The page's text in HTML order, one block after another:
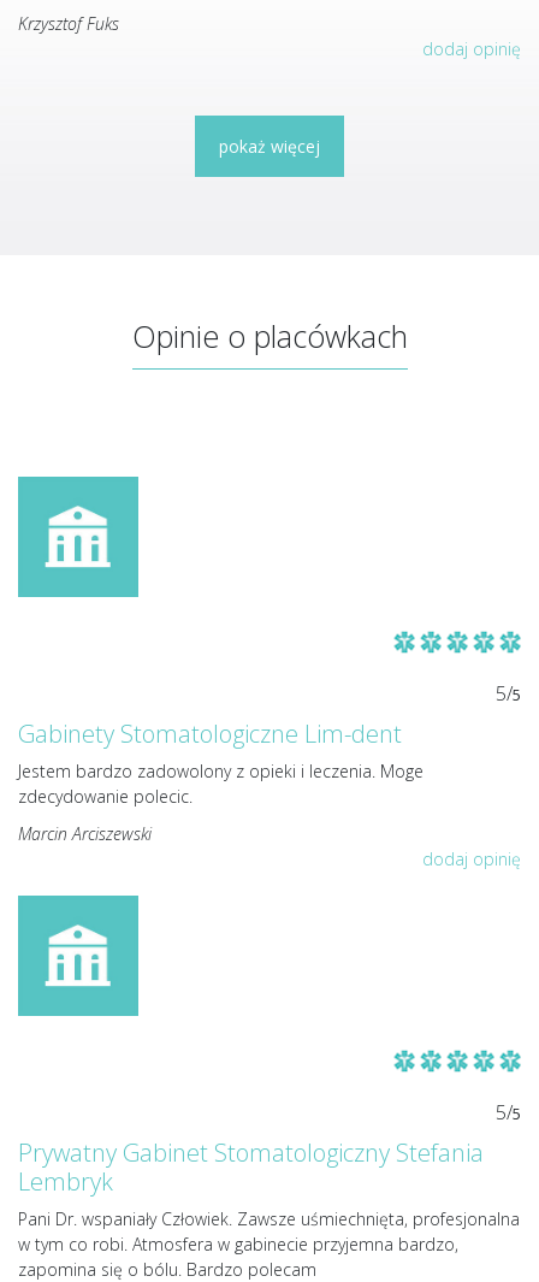
Krzysztof Fuks
dodaj opinię
pokaż więcej
Opinie o placówkach
5/5
Gabinety Stomatologiczne Lim-dent
Jestem bardzo zadowolony z opieki i leczenia. Moge
zdecydowanie polecic.
Marcin Arciszewski
dodaj opinię
5/5
Prywatny Gabinet Stomatologiczny Stefania
Lembryk
Pani Dr. wspaniały Człowiek. Zawsze uśmiechnięta, profesjonalna
w tym co robi. Atmosfera w gabinecie przyjemna bardzo,
zapomina się o bólu. Bardzo polecam